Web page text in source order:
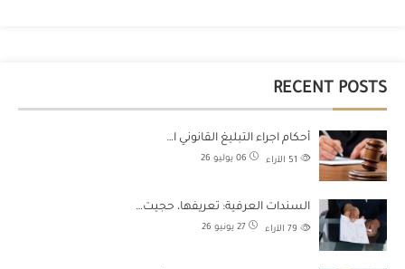
RECENT POSTS
أحكام اجراء التبليغ القانوني ا…
06 يوليو 26 الآراء
السندات العرفية: تعريفها، حجيت…
27 يونيو 26 الآراء